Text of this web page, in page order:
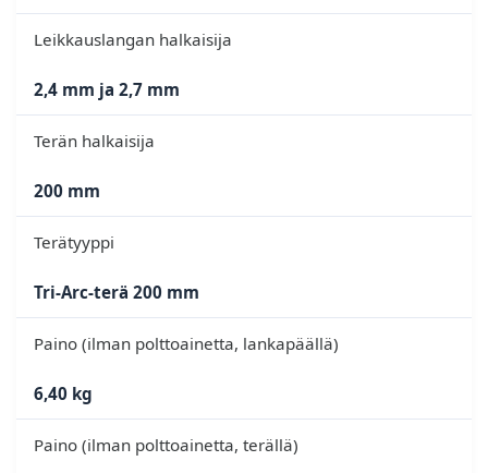
Leikkauslangan halkaisija
2,4 mm ja 2,7 mm
Terän halkaisija
200 mm
Terätyyppi
Tri-Arc-terä 200 mm
Paino (ilman polttoainetta, lankapäällä)
6,40 kg
Paino (ilman polttoainetta, terällä)